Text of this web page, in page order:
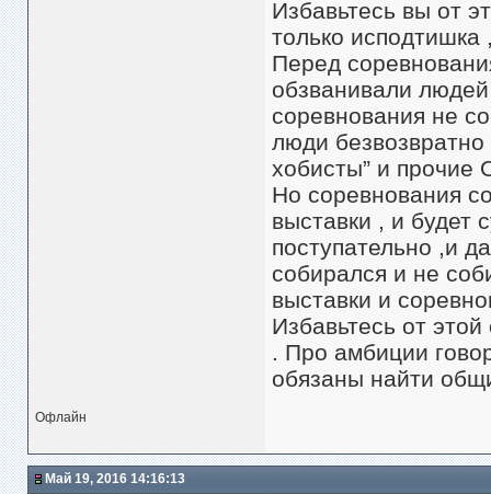
Избавьтесь вы от
только исподтишка
Перед
обзванивали
соревнования не
люди
хобисты” и прочие
Но соревнования
выставки , и будет
поступательно ,и
собирался и не
выставки и
Избавьтесь от
. Про амбиции
обязаны найти
Офлайн
Май 19, 2016 14:16:13